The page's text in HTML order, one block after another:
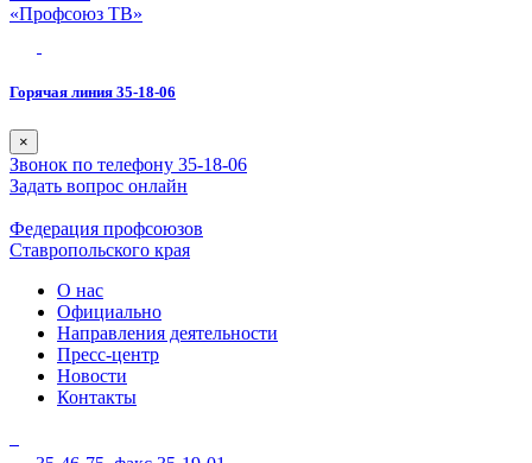
«Профсоюз ТВ»
Горячая линия 35-18-06
×
Звонок по телефону 35-18-06
Задать вопрос онлайн
Федерация профсоюзов
Ставропольского края
О нас
Официально
Направления деятельности
Пресс-центр
Новости
Контакты